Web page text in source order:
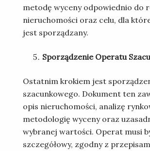
metodę wyceny odpowiednio do
nieruchomości oraz celu, dla
jest sporządzany.
Sporządzenie Operatu
Ostatnim krokiem jest
szacunkowego. Dokument ten
opis nieruchomości, analizę
metodologię wyceny oraz
wybranej wartości. Operat musi
szczegółowy, zgodny z